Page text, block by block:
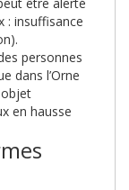
: insuffisance
personnes
dans l’Orne
objet
en hausse